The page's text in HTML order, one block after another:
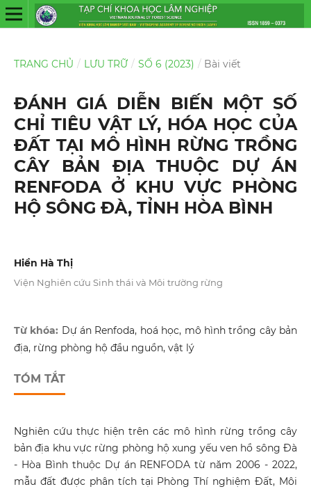
TRANG CHỦ / LƯU TRỮ / SỐ 6 (2023) / Bài viết
ĐÁNH GIÁ DIỄN BIẾN MỘT SỐ
CHỈ TIÊU VẬT LÝ, HÓA HỌC CỦA
ĐẤT TẠI MÔ HÌNH RỪNG TRỒNG
CÂY BẢN ĐỊA THUỘC DỰ ÁN
RENFODA Ở KHU VỰC PHÒNG
HỘ SÔNG ĐÀ, TỈNH HÒA BÌNH
Hiền Hà Thị
Viện Nghiên cứu Sinh thái và Môi trường rừng
Từ khóa: Dự án Renfoda, hoá học, mô hình trồng cây bản
địa, rừng phòng hộ đầu nguồn, vật lý
TÓM TẮT
Nghiên cứu thực hiện trên các mô hình rừng trồng cây
bản địa khu vực rừng phòng hộ xung yếu ven hồ sông Đà
- Hòa Bình thuộc Dự án RENFODA từ năm 2006 - 2022,
mẫu đất được phân tích tại Phòng Thí nghiệm Đất, Môi